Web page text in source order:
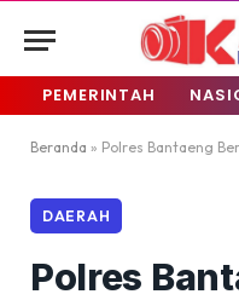
PEMERINTAH
Beranda » Polres Bantaeng Bersama
DAERAH
Polres